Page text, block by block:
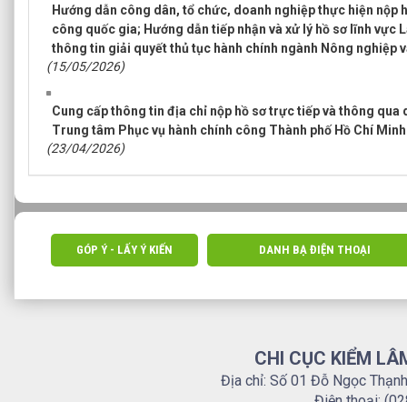
Hướng dẫn công dân, tổ chức, doanh nghiệp thực hiện nộp
công quốc gia; Hướng dẫn tiếp nhận và xử lý hồ sơ lĩnh vực
thông tin giải quyết thủ tục hành chính ngành Nông nghiệp
(15/05/2026)
Cung cấp thông tin địa chỉ nộp hồ sơ trực tiếp và thông
Trung tâm Phục vụ hành chính công Thành phố Hồ Chí Minh
(23/04/2026)
GÓP Ý - LẤY Ý KIẾN DANH BẠ ĐIỆN THOẠI
CHI CỤC KIỂM
Địa chỉ: Số 01 Đỗ Ngọc